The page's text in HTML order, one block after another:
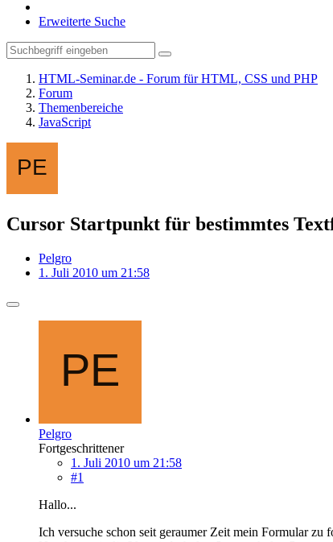
Erweiterte Suche
HTML-Seminar.de - Forum für HTML, CSS und PHP
Forum
Themenbereiche
JavaScript
Cursor Startpunkt für bestimmtes
Pelgro
1. Juli 2010 um 21:58
Pelgro
Fortgeschrittener
1. Juli 2010 um 21:58
#1
Hallo...
Ich versuche schon seit geraumer Zeit mein Formular zu